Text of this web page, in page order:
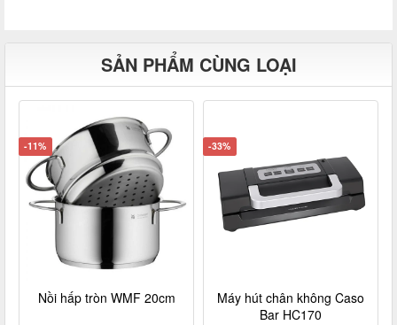
SẢN PHẨM CÙNG LOẠI
-11%
Nồi hấp tròn WMF 20cm
-33%
Máy hút chân không Caso
Bar HC170